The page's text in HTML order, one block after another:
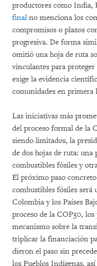
productores como India,
final no menciona los
compromisos o plazos
progresiva. De forma
omitió una hoja de ruta
vinculantes para
exige la evidencia
comunidades en primera
Las iniciativas más
del proceso formal de la
siendo limitados, la
de dos hojas de ruta:
combustibles fósiles y
El próximo paso
combustibles fósiles será
Colombia y los Países
proceso de la COP30,
mecanismo sobre la
triplicar la financiación
dieron el paso sin
los Pueblos Indígenas,